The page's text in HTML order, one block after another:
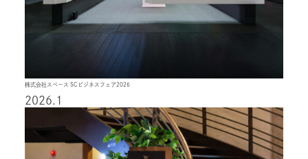
株式会社スペース SCビジネスフェア2026
2026.1